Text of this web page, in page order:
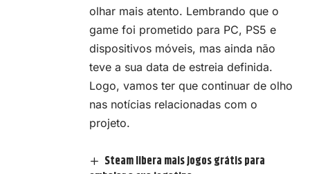
olhar mais atento. Lembrando que o
game foi prometido para PC, PS5 e
dispositivos móveis, mas ainda não
teve a sua data de estreia definida.
Logo, vamos ter que continuar de olho
nas notícias relacionadas com o
projeto.
Steam libera mais jogos grátis para